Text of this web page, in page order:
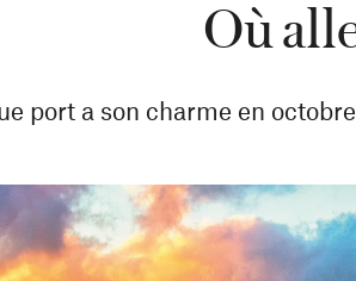
Où
port a son charme en